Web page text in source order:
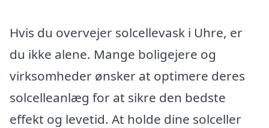
Hvis du overvejer solcellevask i Uhre, er
du ikke alene. Mange boligejere og
virksomheder ønsker at optimere deres
solcelleanlæg for at sikre den bedste
effekt og levetid. At holde dine solceller